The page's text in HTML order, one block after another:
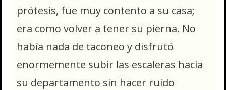
prótesis, fue muy contento a su casa;
era como volver a tener su pierna. No
había nada de taconeo y disfrutó
enormemente subir las escaleras hacia
su departamento sin hacer ruido